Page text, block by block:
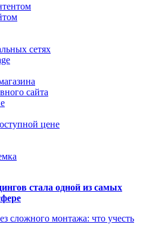
сетях
сайта
цене
стала одной из самых
сложного монтажа: что учесть